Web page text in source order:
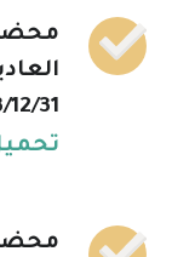
12/31